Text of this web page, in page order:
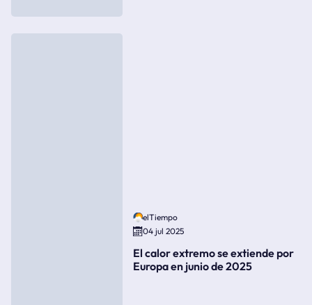
elTiempo
04 jul 2025
El calor extremo se extiende por
Europa en junio de 2025